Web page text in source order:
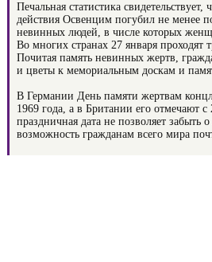
Печальная статистика свидетельствует,
действия Освенцим погубил не менее
невинных людей, в числе которых
Во многих странах 27 января проходят
Почитая память невинных жертв,
и цветы к мемориальным доскам и
В Германии День памяти жертвам
1969 года, а в Британии его отмечают с
праздничная дата не позволяет забыть
возможность гражданам всего мира